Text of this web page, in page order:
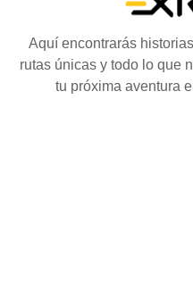
Aquí encontrarás
rutas únicas y todo lo que
tu próxima aventura